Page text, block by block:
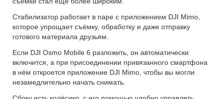
Стабилизатор работает в паре с приложением DJI Mimo,
которое упрощает съёмку, обработку и даже отправку
готового материала друзьям.
Если DJI Osmo Mobile 6 разложить, он автоматически
включится, а при присоединении привязанного смартфона
в нём откроется приложение DJI Mimo, чтобы вы могли
незамедлительно начать снимать.